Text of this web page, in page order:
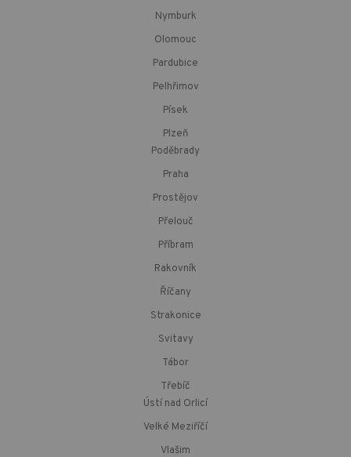
Nymburk
Olomouc
Pardubice
Pelhřimov
Písek
Plzeň
Poděbrady
Praha
Prostějov
Přelouč
Příbram
Rakovník
Říčany
Strakonice
Svitavy
Tábor
Třebíč
Ústí nad Orlicí
Velké Meziříčí
Vlašim